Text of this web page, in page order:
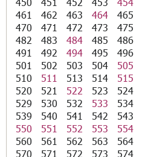
461
462 463 464 465
470
471 472 473 475
482
483 484 485 486
491
492 494 495 496
501
502 503 504 505
510
511 513 514 515
520
521 522 523 524
529
530 532 533 534
539
540 541 542 543
550
551 552 553 554
560
561 562 563 564
570
571 572 573 574